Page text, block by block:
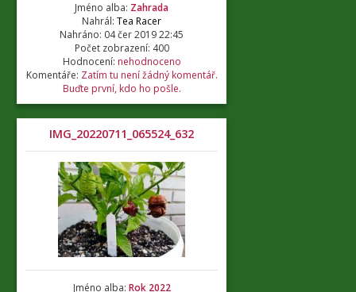
Jméno alba: Zahrada
Nahrál: Tea Racer
Nahráno: 04 čer 2019 22:45
Počet zobrazení: 400
Hodnocení: nehodnoceno
Komentáře: Zatím tu není žádný komentář.
Buďte první, kdo ho pošle.
IMG_20220711_065524_632
Jméno alba: Rok 2022